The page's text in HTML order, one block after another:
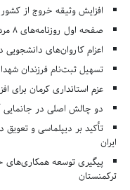
افزایش وثیقه خروج از کشور برای
صفحه اول روزنامه‌های 8 مرداد 1405
اعزام کاروان‌های
تسهیل ثبت‌نام فرزندان
عزم استانداری کرمان برای
دو چالش اصلی در جانمایی
تأکید بر دیپلماسی و تعویق
ایران
پیگیری توسعه همکاری‌های
ترکمنستان